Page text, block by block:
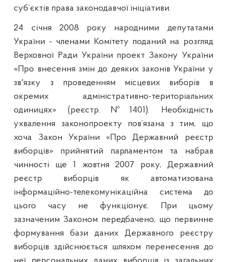
суб’єктів права законодавчої ініціативи.
24 січня 2008 року народними депутатами
України - членами Комітету поданий на розгляд
Верховної Ради України проект Закону України
«Про внесення змін до деяких законів України у
зв'язку з проведенням місцевих виборів в
окремих адміністративно-територіальних
одиницях» (реєстр.№1401). Необхідність
ухвалення законопроекту пов’язана з тим, що
хоча Закон України «Про Державний реєстр
виборців» прийнятий парламентом та набрав
чинності ще 1 жовтня 2007 року, Державний
реєстр виборців як автоматизована
інформаційно-телекомунікаційна система до
цього часу не функціонує. При цьому
зазначеним Законом передбачено, що первинне
формування бази даних Державного реєстру
виборців здійснюється шляхом перенесення до